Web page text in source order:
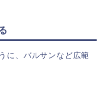
に、バルサンなど広範